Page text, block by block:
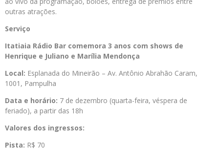
outras atrações.
Serviço
Itatiaia Rádio Bar comemora 3 anos com shows de
Henrique e Juliano e Marília Mendonça
Local: Esplanada do Mineirão – Av. Antônio Abrahão Caram,
1001, Pampulha
Data e horário: 7 de dezembro (quarta-feira, véspera de
feriado), a partir das 18h
Valores dos ingressos:
Pista: R$ 70